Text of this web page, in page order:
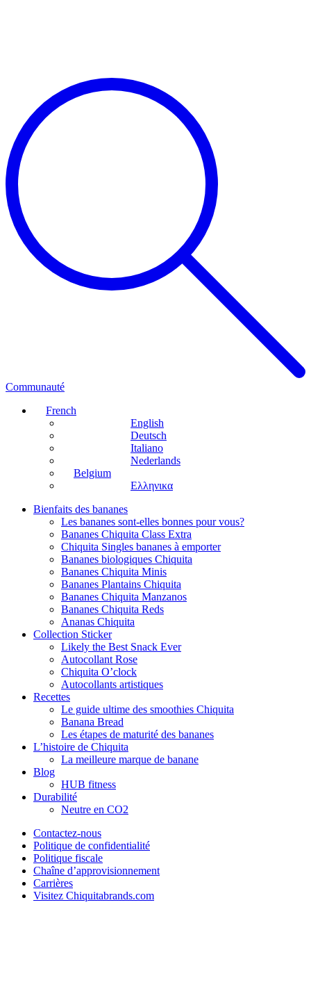
Communauté
French
English
Deutsch
Italiano
Nederlands
Belgium
Ελληνικα
Bienfaits des bananes
Les bananes sont-elles bonnes pour vous?
Bananes Chiquita Class Extra
Chiquita Singles bananes à emporter
Bananes biologiques Chiquita
Bananes Chiquita Minis
Bananes Plantains Chiquita
Bananes Chiquita Manzanos
Bananes Chiquita Reds
Ananas Chiquita
Collection Sticker
Likely the Best Snack Ever
Autocollant Rose
Chiquita O’clock
Autocollants artistiques
Recettes
Le guide ultime des smoothies Chiquita
Banana Bread
Les étapes de maturité des bananes
L’histoire de Chiquita
La meilleure marque de banane
Blog
HUB fitness
Durabilité
Neutre en CO2
Contactez-nous
Politique de confidentialité
Politique fiscale
Chaîne d’approvisionnement
Carrières
Visitez Chiquitabrands.com